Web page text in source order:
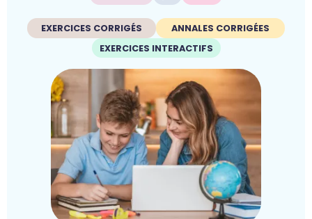
EXERCICES CORRIGÉS
ANNALES CORRIGÉES
EXERCICES INTERACTIFS